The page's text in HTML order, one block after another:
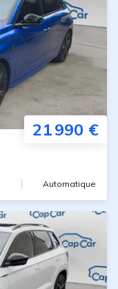
21 990 €
Automatique